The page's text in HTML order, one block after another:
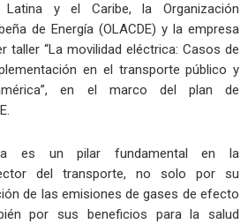
y el Caribe, la Organización
de Energía (OLACDE) y la empresa
taller “La movilidad eléctrica: Casos de
en el transporte público y
en el marco del plan de
es un pilar fundamental en la
del transporte, no solo por su
de las emisiones de gases de efecto
por sus beneficios para la salud